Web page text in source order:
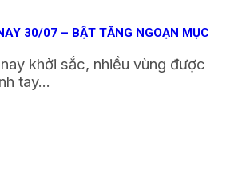
30/07 – BẬT TĂNG NGOẠN MỤC
khởi sắc, nhiều vùng được
tay...